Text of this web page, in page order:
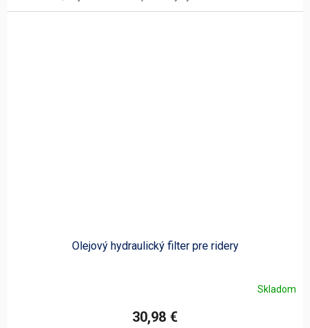
Olejový hydraulický filter pre ridery
Skladom
30,98 €